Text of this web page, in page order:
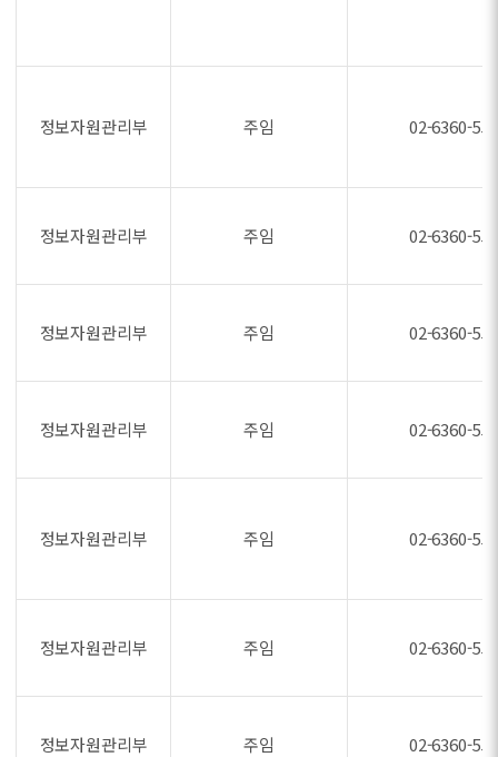
정보자원관리부 주임 02-6360-
정보자원관리부 주임 02-6360-
정보자원관리부 주임 02-6360-
정보자원관리부 주임 02-6360-
정보자원관리부 주임 02-6360-
정보자원관리부 주임 02-6360-
정보자원관리부 주임 02-6360-